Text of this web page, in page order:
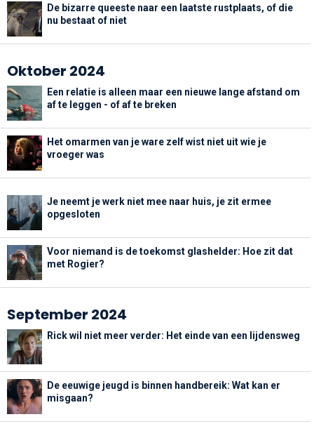
De bizarre queeste naar een laatste rustplaats, of die
nu bestaat of niet
Oktober 2024
Een relatie is alleen maar een nieuwe lange afstand om
af te leggen - of af te breken
Het omarmen van je ware zelf wist niet uit wie je
vroeger was
Je neemt je werk niet mee naar huis, je zit ermee
opgesloten
Voor niemand is de toekomst glashelder: Hoe zit dat
met Rogier?
September 2024
Rick wil niet meer verder: Het einde van een lijdensweg
De eeuwige jeugd is binnen handbereik: Wat kan er
misgaan?